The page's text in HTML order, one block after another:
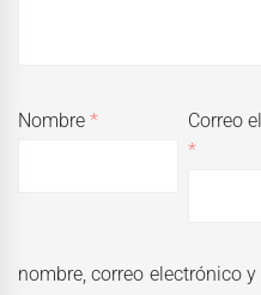
Nombre*
Correo
*
nombre, correo electrónico